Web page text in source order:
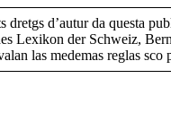
d’autur da questa
Lexikon der Schweiz,
las medemas reglas sco